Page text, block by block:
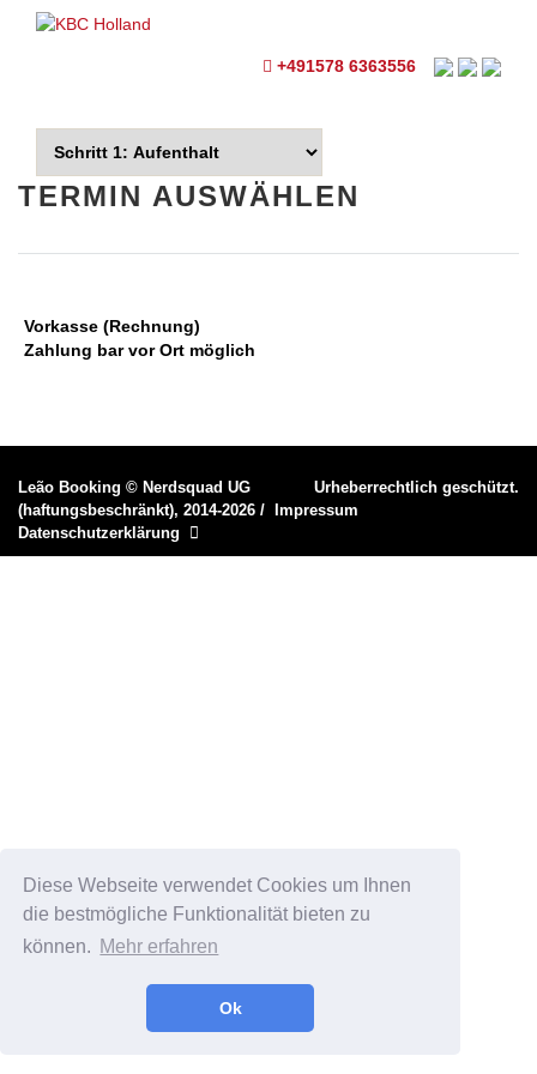
Diese Webseite verwendet Cookies um Ihnen
die bestmögliche Funktionalität bieten zu
können. Mehr erfahren
Ok
+491578 6363556
TERMIN AUSWÄHLEN
Vorkasse (Rechnung)
Zahlung bar vor Ort möglich
Urheberrechtlich geschützt.
Leão Booking © Nerdsquad UG
(haftungsbeschränkt), 2014-2026 /
Impressum
Datenschutzerklärung